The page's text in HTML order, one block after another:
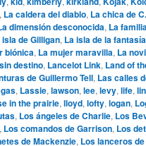
, La caldera del diablo, La chica de
dimensión desconocida, La
isla de Gilligan, La isla de la fantasía
biónica, La mujer maravilla, La
destino, Lancelot Link, Land of
de Guillermo Tell, Las calles
, Lassie,lawson,lee,levy,life,
in the prairie,lloyd,lofty,logan,
, Los ángeles de Charlie, Los
, Los comandos de Garrison, Los
de Mackenzie, Los lanceros